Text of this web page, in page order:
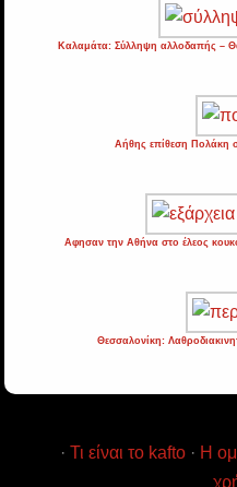
Καλαμάτα: Σύλληψη αλλοδαπής –
Αήθης επίθεση Πολάκη
Αφησαν την Αθήνα στο έλεος
Θεσσαλονίκη:
· Τι είναι το kafto · Η